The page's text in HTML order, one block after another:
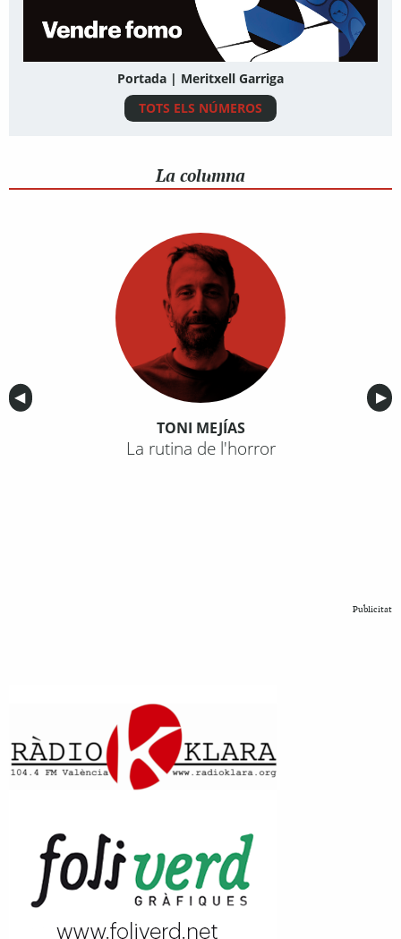
Portada | Meritxell Garriga
TOTS ELS NÚMEROS
La columna
Anterior
◀︎ ▶︎
TONI MEJÍAS
La rutina de l'horror
Publicitat